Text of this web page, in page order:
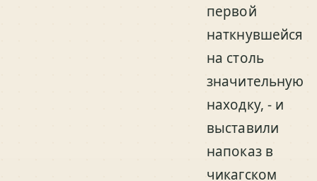
первой
наткнувшейся
на столь
значительную
находку, - и
выставили
напоказ в
чикагском